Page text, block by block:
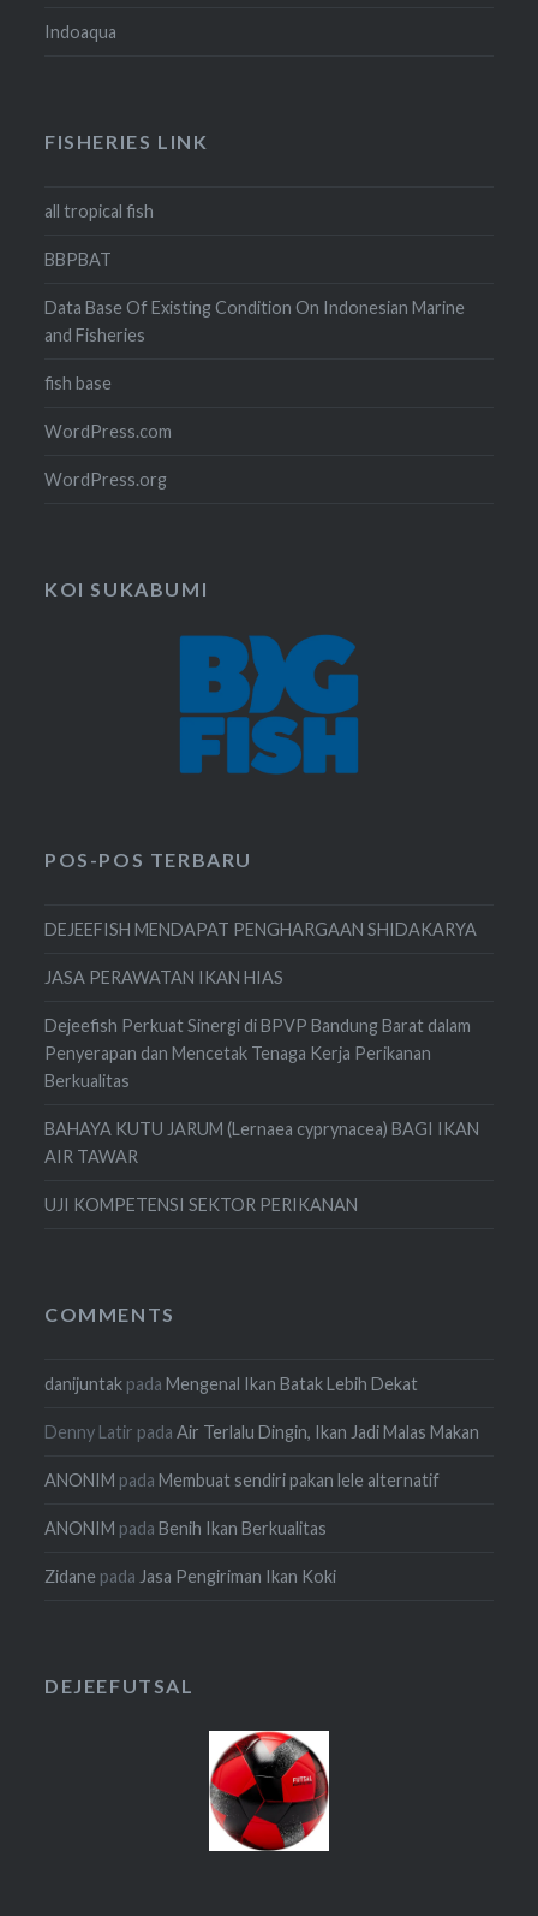
Indoaqua
FISHERIES LINK
all tropical fish
BBPBAT
Data Base Of Existing Condition On Indonesian Marine
and Fisheries
fish base
WordPress.com
WordPress.org
KOI SUKABUMI
POS-POS TERBARU
DEJEEFISH MENDAPAT PENGHARGAAN SHIDAKARYA
JASA PERAWATAN IKAN HIAS
Dejeefish Perkuat Sinergi di BPVP Bandung Barat dalam
Penyerapan dan Mencetak Tenaga Kerja Perikanan
Berkualitas
BAHAYA KUTU JARUM (Lernaea cyprynacea) BAGI IKAN
AIR TAWAR
UJI KOMPETENSI SEKTOR PERIKANAN
COMMENTS
danijuntak padaMengenal Ikan Batak Lebih Dekat
Denny Latir padaAir Terlalu Dingin, Ikan Jadi Malas Makan
ANONIM padaMembuat sendiri pakan lele alternatif
ANONIM padaBenih Ikan Berkualitas
Zidane pada Jasa Pengiriman Ikan Koki
DEJEEFUTSAL